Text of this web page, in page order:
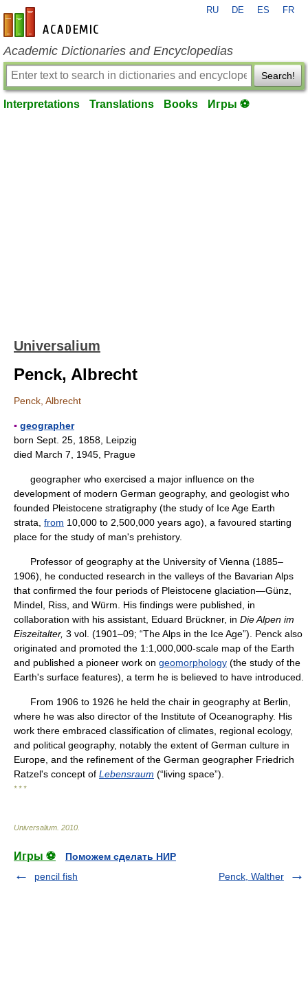
en-academic.com
RU DE ES FR
Academic Dictionaries and Encyclopedias
Search!
Interpretations Translations Books Игры ⚽
Universalium
Penck, Albrecht
Penck, Albrecht
▪ geographer
born Sept. 25, 1858, Leipzig
died March 7, 1945, Prague
geographer who exercised a major influence on the
development of modern German geography, and geologist who
founded Pleistocene stratigraphy (the study of Ice Age Earth
strata, from 10,000 to 2,500,000 years ago), a favoured starting
place for the study of man's prehistory.
Professor of geography at the University of Vienna (1885–
1906), he conducted research in the valleys of the Bavarian Alps
that confirmed the four periods of Pleistocene glaciation—Günz,
Mindel, Riss, and Würm. His findings were published, in
collaboration with his assistant, Eduard Brückner, in Die Alpen im
Eiszeitalter, 3 vol. (1901–09; “The Alps in the Ice Age”). Penck also
originated and promoted the 1:1,000,000-scale map of the Earth
and published a pioneer work on geomorphology (the study of the
Earth's surface features), a term he is believed to have introduced.
From 1906 to 1926 he held the chair in geography at Berlin,
where he was also director of the Institute of Oceanography. His
work there embraced classification of climates, regional ecology,
and political geography, notably the extent of German culture in
Europe, and the refinement of the German geographer Friedrich
Ratzel's concept of Lebensraum (“living space”).
* * *
Universalium 2010
Игры ⚽
Поможем сделать НИР
pencil fish
Penck, Walther